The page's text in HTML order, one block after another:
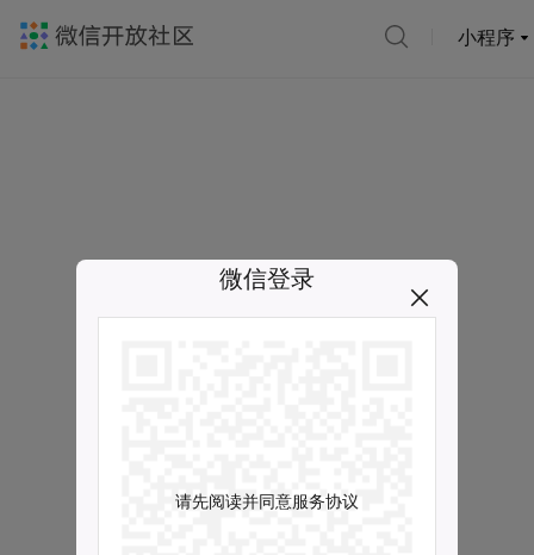
小程序
微信登录
请先阅读并同意服务协议